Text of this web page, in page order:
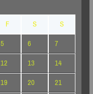
F S
S
5 6
7
12 13
14
19 20
21